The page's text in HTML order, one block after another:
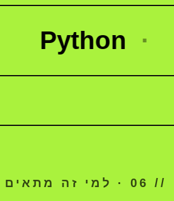
Python ·
// 06 · למי זה מתאים